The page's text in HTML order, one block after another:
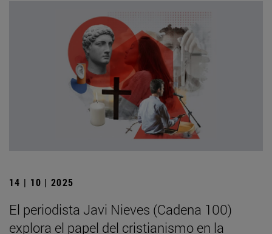
14 | 10 | 2025
El periodista Javi Nieves (Cadena 100)
explora el papel del cristianismo en la